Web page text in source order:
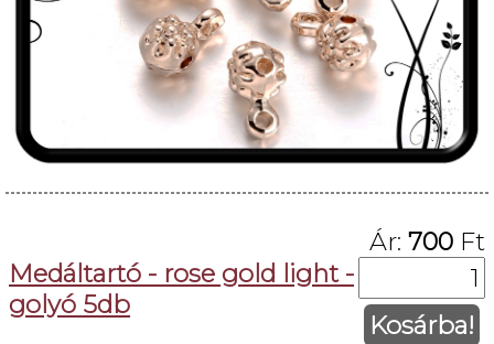
Medáltartó - rose gold light -
golyó 5db
Ár: 700 Ft
Kosárba!